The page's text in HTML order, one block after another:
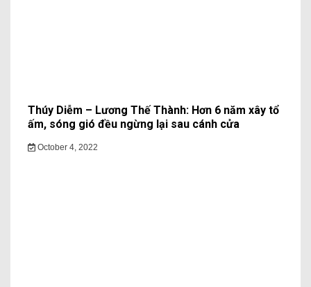
Thúy Diễm – Lương Thế Thành: Hơn 6 năm xây tổ
ấm, sóng gió đều ngừng lại sau cánh cửa
October 4, 2022